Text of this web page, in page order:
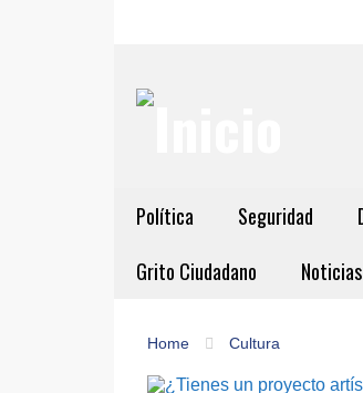
Política Seguridad
Grito Ciudadano
Home Cultura